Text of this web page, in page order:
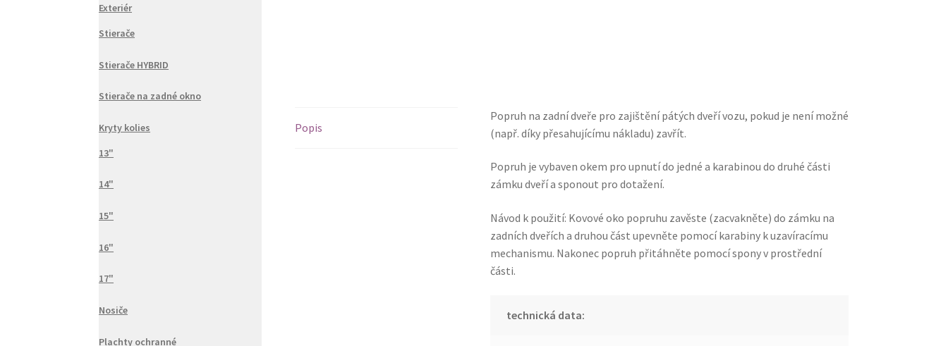
Popis
Popruh na zadní dveře pro zajištění pátých dveří vozu, pokud je není možné
(např. díky přesahujícímu nákladu) zavřít.
Popruh je vybaven okem pro upnutí do jedné a karabinou do druhé části
zámku dveří a sponout pro dotažení.
Návod k použití: Kovové oko popruhu zavěste (zacvakněte) do zámku na
zadních dveřích a druhou část upevněte pomocí karabiny k uzavíracímu
mechanismu. Nakonec popruh přitáhněte pomocí spony v prostřední
části.
technická data:
Exteriér
Stierače
Stierače HYBRID
Stierače na zadné okno
Kryty kolies
13"
14"
15"
16"
17"
Nosiče
Plachty ochranné